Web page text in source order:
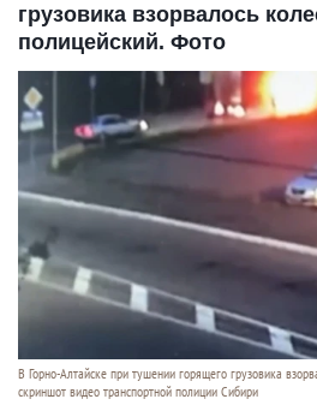
грузовика взорвалось
полицейский. Фото
В Горно-Алтайске при тушении горящего грузовика
скриншот видео транспортной полиции Сибири